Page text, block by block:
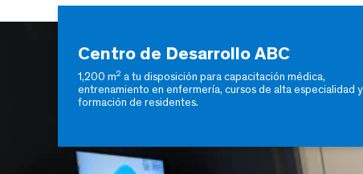
Centro de Desarrollo ABC
1,200 m2 a tu disposición para capacitación médica,
entrenamiento en enfermería, cursos de alta especialidad y
formación de residentes.